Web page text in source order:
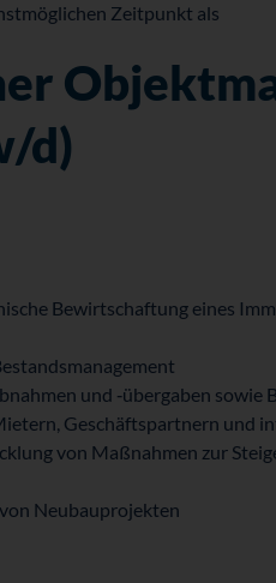
Zeit­punkt als
d)
Bewirtschaftung eines
und ‑übergaben sowie
Geschäfts­partnern und
von Maßnahmen zur
Neubau­projekten